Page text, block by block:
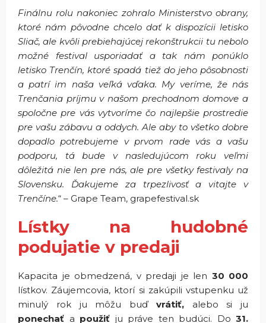
Finálnu rolu nakoniec zohralo Ministerstvo obrany,
ktoré nám pôvodne chcelo dať k dispozícii letisko
Sliač, ale kvôli prebiehajúcej rekonštrukcii tu nebolo
možné festival usporiadať a tak nám ponúklo
letisko Trenčín, ktoré spadá tiež do jeho pôsobnosti
a patrí im naša veľká vďaka. My veríme, že nás
Trenčania príjmu v našom prechodnom domove a
spoločne pre vás vytvoríme čo najlepšie prostredie
pre vašu zábavu a oddych. Ale aby to všetko dobre
dopadlo potrebujeme v prvom rade vás a vašu
podporu, tá bude v nasledujúcom roku veľmi
dôležitá nie len pre nás, ale pre všetky festivaly na
Slovensku. Ďakujeme za trpezlivosť a vitajte v
Trenčíne.“ – Grape Team, grapefestival.sk
Lístky na hudobné
podujatie v predaji
Kapacita je obmedzená, v predaji je len 30 000
lístkov. Záujemcovia, ktorí si zakúpili vstupenku už
minulý rok ju môžu buď vrátiť,alebo si ju
ponechať a použiť ju práve ten budúci. Do 31.